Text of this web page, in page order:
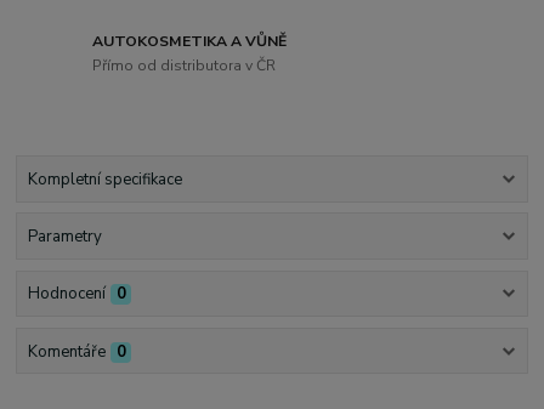
AUTOKOSMETIKA A VŮNĚ
Přímo od distributora v ČR
Kompletní specifikace
Parametry
Hodnocení 0
Komentáře 0